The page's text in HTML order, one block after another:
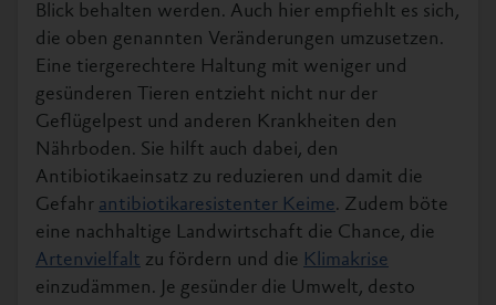
Blick behalten werden. Auch hier empfiehlt es sich,
die oben genannten Veränderungen umzusetzen.
Eine tiergerechtere Haltung mit weniger und
gesünderen Tieren entzieht nicht nur der
Geflügelpest und anderen Krankheiten den
Nährboden. Sie hilft auch dabei, den
Antibiotikaeinsatz zu reduzieren und damit die
Gefahr antibiotikaresistenter Keime. Zudem böte
eine nachhaltige Landwirtschaft die Chance, die
Artenvielfalt zu fördern und die Klimakrise
einzudämmen. Je gesünder die Umwelt, desto